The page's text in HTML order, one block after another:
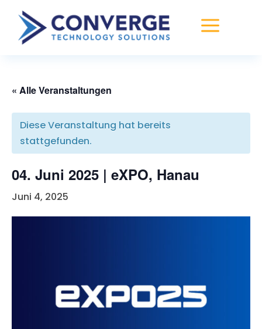
a
« Alle Veranstaltungen
Diese Veranstaltung hat bereits
stattgefunden.
04. Juni 2025 | eXPO, Hanau
Juni 4, 2025